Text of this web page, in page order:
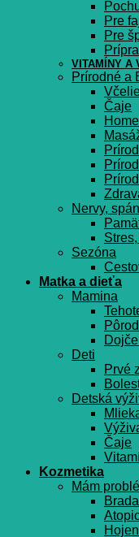
Pre
Pre
VITAMÍNY A
Prírodné a
Čaje
Nervy,
Sezóna
Matka a dieťa
Mamina
Pôrod
Deti
Prvé
Detská
Čaje
Kozmetika
Mám